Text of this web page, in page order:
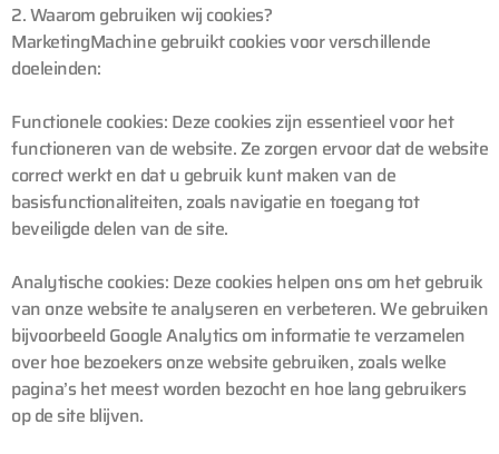
2. Waarom gebruiken wij cookies?
MarketingMachine gebruikt cookies voor verschillende
doeleinden:
Functionele cookies: Deze cookies zijn essentieel voor het
functioneren van de website. Ze zorgen ervoor dat de website
correct werkt en dat u gebruik kunt maken van de
basisfunctionaliteiten, zoals navigatie en toegang tot
beveiligde delen van de site.
Analytische cookies: Deze cookies helpen ons om het gebruik
van onze website te analyseren en verbeteren. We gebruiken
bijvoorbeeld Google Analytics om informatie te verzamelen
over hoe bezoekers onze website gebruiken, zoals welke
pagina’s het meest worden bezocht en hoe lang gebruikers
op de site blijven.